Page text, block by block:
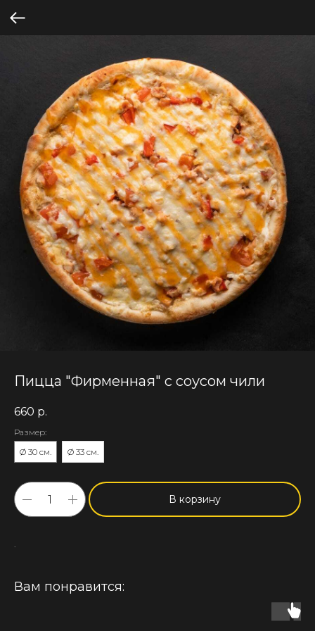
Пицца "Фирменная" с соусом чили
660 р.
Размер:
Ø 30 см.
Ø 33 см.
В корзину
.
Вам понравится: